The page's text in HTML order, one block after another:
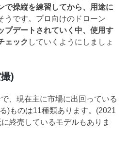
で操縦を練習してから、用途に
うです。プロ向けのドローン
プデートされていく中、使用す
ェック していくようにしましょ
)
、現在主に市場に出回っている
)ものは11種類あります。(2021
終売しているモデルもありま